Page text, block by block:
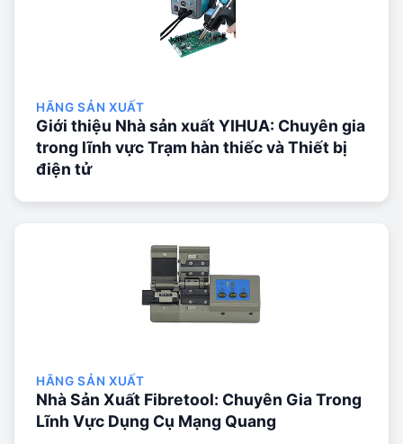
HÃNG SẢN XUẤT
Giới thiệu Nhà sản xuất YIHUA: Chuyên gia
trong lĩnh vực Trạm hàn thiếc và Thiết bị
điện tử
HÃNG SẢN XUẤT
Nhà Sản Xuất Fibretool: Chuyên Gia Trong
Lĩnh Vực Dụng Cụ Mạng Quang